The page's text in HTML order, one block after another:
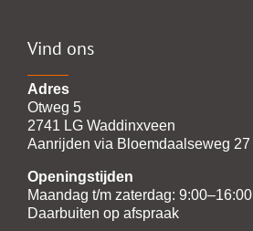
Vind ons
Adres
Otweg 5
2741 LG Waddinxveen
Aanrijden via Bloemdaalseweg 27
Openingstijden
Maandag t/m zaterdag: 9:00–16:00
Daarbuiten op afspraak